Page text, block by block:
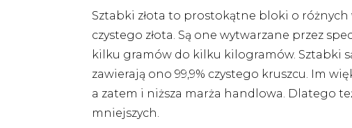
Sztabki złota to prostokątne bloki o
czystego złota. Są one wytwarzane przez
kilku gramów do kilku kilogramów. Sztabki
zawierają ono 99,9% czystego kruszcu. Im
a zatem i niższa marża handlowa. Dlatego
mniejszych.